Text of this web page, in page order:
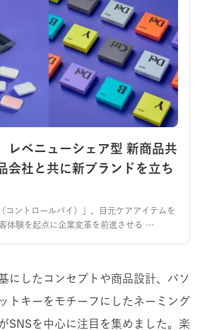
レベニューシェア型 新商品共
会社と共に新ブランドを立ち
コントロールバイ）」、目元ケアアイテムを
体験を起点に企業変革を前進させる …
にしたコンセプトや商品設計、 パソ
トキーをモチーフにしたネーミング
SNSを中心に注目を集めました。楽